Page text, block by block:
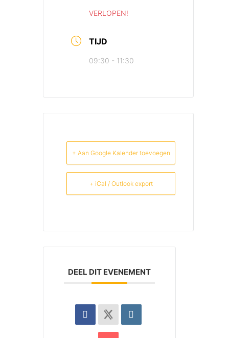
VERLOPEN!
TIJD
09:30 - 11:30
+ Aan Google Kalender toevoegen
+ iCal / Outlook export
DEEL DIT EVENEMENT